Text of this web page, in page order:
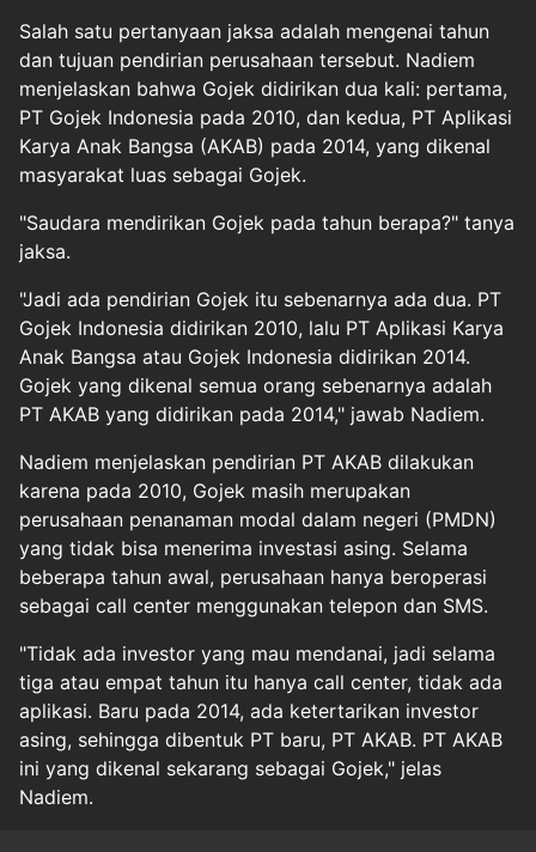
Salah satu pertanyaan jaksa adalah mengenai tahun
dan tujuan pendirian perusahaan tersebut. Nadiem
menjelaskan bahwa Gojek didirikan dua kali: pertama,
PT Gojek Indonesia pada 2010, dan kedua, PT Aplikasi
Karya Anak Bangsa (AKAB) pada 2014, yang dikenal
masyarakat luas sebagai Gojek.
"Saudara mendirikan Gojek pada tahun berapa?" tanya
jaksa.
"Jadi ada pendirian Gojek itu sebenarnya ada dua. PT
Gojek Indonesia didirikan 2010, lalu PT Aplikasi Karya
Anak Bangsa atau Gojek Indonesia didirikan 2014.
Gojek yang dikenal semua orang sebenarnya adalah
PT AKAB yang didirikan pada 2014," jawab Nadiem.
Nadiem menjelaskan pendirian PT AKAB dilakukan
karena pada 2010, Gojek masih merupakan
perusahaan penanaman modal dalam negeri (PMDN)
yang tidak bisa menerima investasi asing. Selama
beberapa tahun awal, perusahaan hanya beroperasi
sebagai call center menggunakan telepon dan SMS.
"Tidak ada investor yang mau mendanai, jadi selama
tiga atau empat tahun itu hanya call center, tidak ada
aplikasi. Baru pada 2014, ada ketertarikan investor
asing, sehingga dibentuk PT baru, PT AKAB. PT AKAB
ini yang dikenal sekarang sebagai Gojek," jelas
Nadiem.